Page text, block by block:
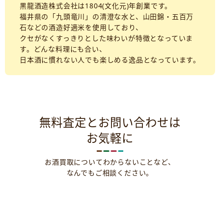
黒龍酒造株式会社は1804(文化元)年創業です。
福井県の「九頭竜川」の清澄な水と、山田錦・五百万
石などの酒造好適米を使用しており、
クセがなくすっきりとした味わいが特徴となっていま
す。どんな料理にも合い、
日本酒に慣れない人でも楽しめる逸品となっています。
無料査定とお問い合わせは
お気軽に
お酒買取についてわからないことなど、
なんでもご相談ください。